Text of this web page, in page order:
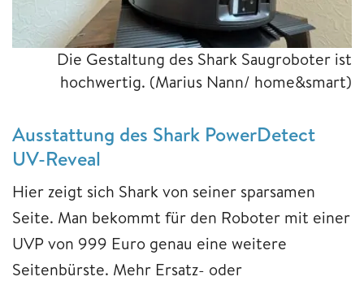
Die Gestaltung des Shark Saugroboter ist
hochwertig. (Marius Nann/ home&smart)
Ausstattung des Shark PowerDetect
UV-Reveal
Hier zeigt sich Shark von seiner sparsamen
Seite. Man bekommt für den Roboter mit einer
UVP von 999 Euro genau eine weitere
Seitenbürste. Mehr Ersatz- oder